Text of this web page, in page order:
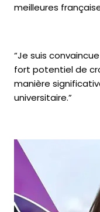
meilleures
“Je suis
fort potentiel de
manière
universitaire.”